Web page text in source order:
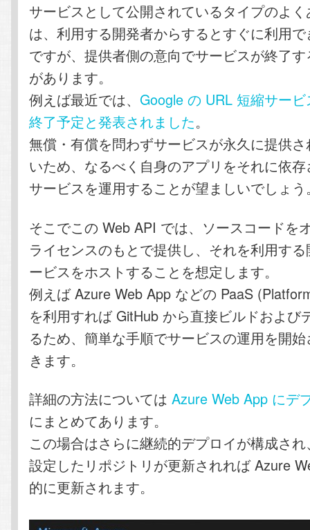
サービスとして公開されているタイプのよ
は、利用する開発者からするとすぐに利用
ですが、提供者側の意向でサービスが終了
があります。
例えば最近では、Google の URL 短縮サー
終了予定と発表されました。
無償・有償を問わずサービスが永久に提供
いため、なるべく自身のアプリをそれに依
サービスを運用することが望ましいでしょう
そこでこの Web API では、ソースコードを
ライセンスのもとで提供し、それを利用す
ービスをホストすることを想定します。
例えば Azure Web App などの PaaS
を利用すれば GitHub から直接ビルドおよび
るため、簡単な手順でサービスの運用を開
きます。
詳細の方法についてはAzure Web App にデ
にまとめてあります。
この場合はさらに継続的デプロイが構成され
設定したリポジトリが更新されれば Azure
的に更新されます。